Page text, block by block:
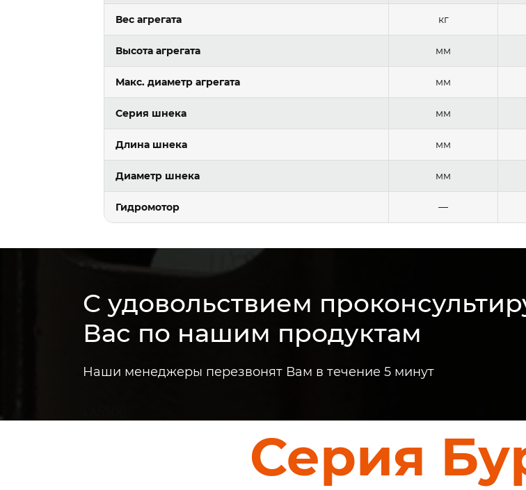
Вес агрегата кг
Высота агрегата мм
Макс. диаметр агрегата мм
Серия шнека мм
Длина шнека мм
Диаметр шнека мм
Гидромотор —
С удовольствием
Вас по нашим продуктам
Наши менеджеры перезвонят Вам в течение 5 минут
Серия